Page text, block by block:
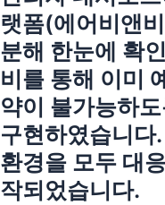
랫폼(에어비앤
분해 한눈에 확
비를 통해 이미
약이 불가능하
구현하였습니다
환경을 모두 대
작되었습니다.